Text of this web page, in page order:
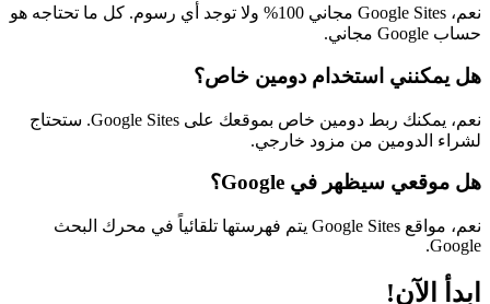
نعم، Google Sites مجاني 100% ولا توجد أي رسوم. كل ما تحتاجه هو
حساب Google مجاني.
هل يمكنني استخدام دومين خاص؟
نعم، يمكنك ربط دومين خاص بموقعك على Google Sites. ستحتاج
لشراء الدومين من مزود خارجي.
هل موقعي سيظهر في Google؟
نعم، مواقع Google Sites يتم فهرستها تلقائياً في محرك البحث
Google.
ابدأ الآن!